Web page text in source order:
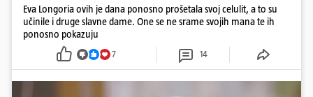
Eva Longoria ovih je dana ponosno prošetala svoj celulit, a to su
učinile i druge slavne dame. One se ne srame svojih mana te ih
ponosno pokazuju
7 14